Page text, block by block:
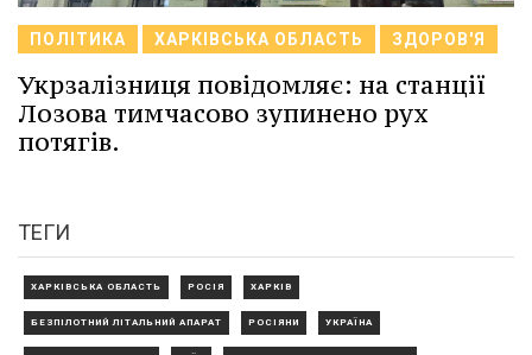
ПОЛІТИКА ХАРКІВСЬКА ОБЛАСТЬ ЗДОРОВ'Я
Укрзалізниця повідомляє: на станції
Лозова тимчасово зупинено рух
потягів.
ТЕГИ
ХАРКІВСЬКА ОБЛАСТЬ РОСІЯ ХАРКІВ
БЕЗПІЛОТНИЙ ЛІТАЛЬНИЙ АПАРАТ РОСІЯНИ УКРАЇНА